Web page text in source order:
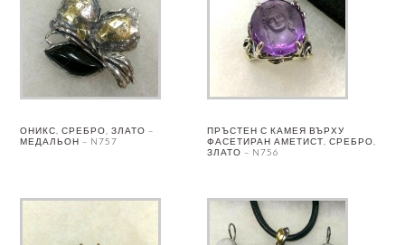
ОНИКС, СРЕБРО, ЗЛАТО –
МЕДАЛЬОН – N757
ПРЪСТЕН С КАМЕЯ ВЪРХУ
ФАСЕТИРАН АМЕТИСТ, СРЕБРО,
ЗЛАТО – N756